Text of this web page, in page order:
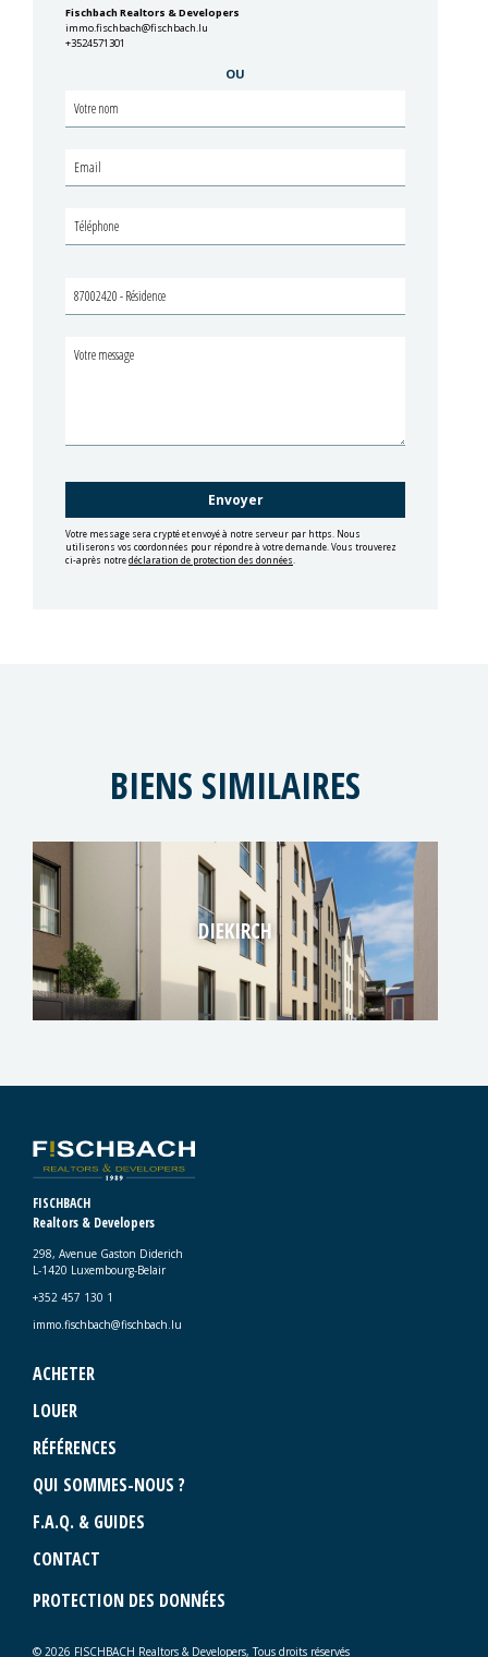
Fischbach Realtors & Developers
immo.fischbach@fischbach.lu
+3524571301
OU
Votre message sera crypté et envoyé à notre serveur par https. Nous
utiliserons vos coordonnées pour répondre à votre demande. Vous trouverez
ci-après notredéclaration de protection des données.
BIENS SIMILAIRES
DIEKIRCH
FISCHBACH
Realtors & Developers
298, Avenue Gaston Diderich
L-1420 Luxembourg-Belair
+352 457 130 1
immo.fischbach@fischbach.lu
ACHETER
LOUER
RÉFÉRENCES
QUI SOMMES-NOUS ?
F.A.Q. & GUIDES
CONTACT
PROTECTION DES DONNÉES
© 2026 FISCHBACH Realtors & Developers, Tous droits réservés